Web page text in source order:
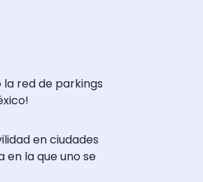
la red de parkings
en ciudades
en la que uno se